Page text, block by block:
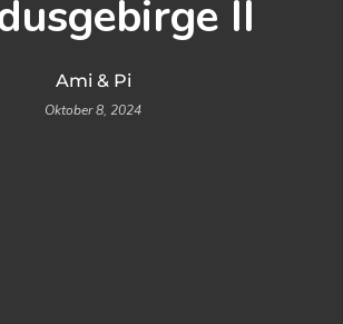
II
Ami & Pi
Oktober 8, 2024